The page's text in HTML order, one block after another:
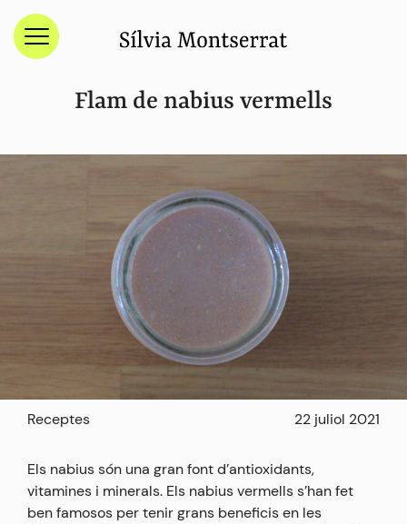
Menú
Flam de nabius vermells
Receptes 22 juliol 2021
Els nabius són una gran font d’antioxidants,
vitamines i minerals. Els nabius vermells s’han fet
ben famosos per tenir grans beneficis en les